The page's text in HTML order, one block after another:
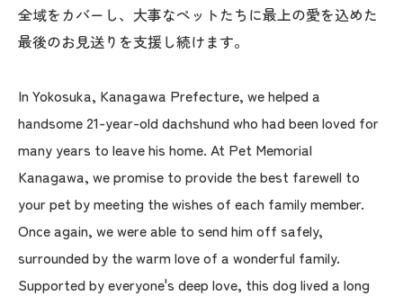
全域をカバーし、大事なペットたちに最上の愛を込めた
最後のお見送りを支援し続けます。
In Yokosuka, Kanagawa Prefecture, we helped a
handsome 21-year-old dachshund who had been loved for
many years to leave his home. At Pet Memorial
Kanagawa, we promise to provide the best farewell to
your pet by meeting the wishes of each family member.
Once again, we were able to send him off safely,
surrounded by the warm love of a wonderful family.
Supported by everyone's deep love, this dog lived a long